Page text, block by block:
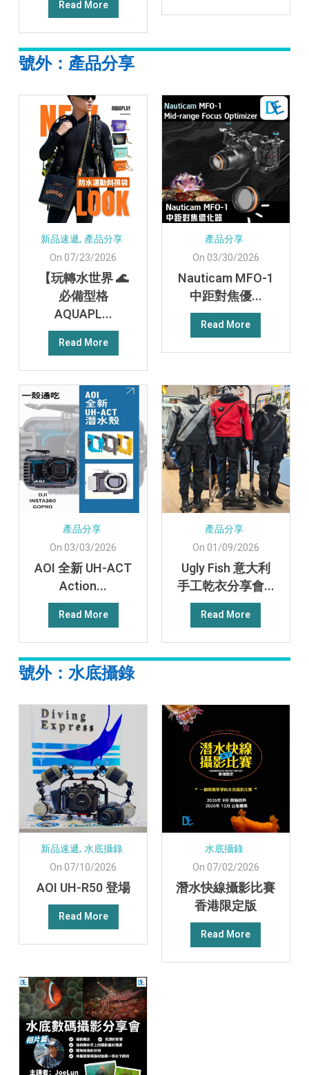
Read More
號外：產品分享
新品速遞, 產品分享
On 07/23/2026
【玩轉水世界 🌊
必備型格
AQUAPL...
Read More
產品分享
On 03/30/2026
Nauticam MFO-1
中距對焦優...
Read More
產品分享
On 03/03/2026
AOI 全新 UH-ACT
Action...
Read More
產品分享
On 01/09/2026
Ugly Fish 意大利
手工乾衣分享會...
Read More
號外：水底攝錄
新品速遞, 水底攝錄
On 07/10/2026
AOI UH-R50 登場
Read More
水底攝錄
On 07/02/2026
潛水快線攝影比賽
香港限定版
Read More